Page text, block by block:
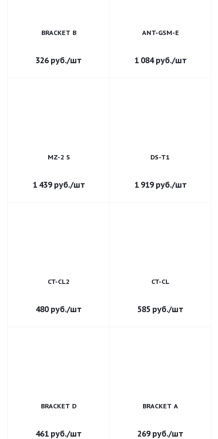
BRACKET B
326руб./шт
ANT-GSM-E
1 084руб./шт
MZ-2 S
1 439руб./шт
DS-T1
1 919руб./шт
CT-CL2
480руб./шт
CT-CL
585 руб./шт
BRACKET D
461 руб./шт
BRACKET A
269руб./шт